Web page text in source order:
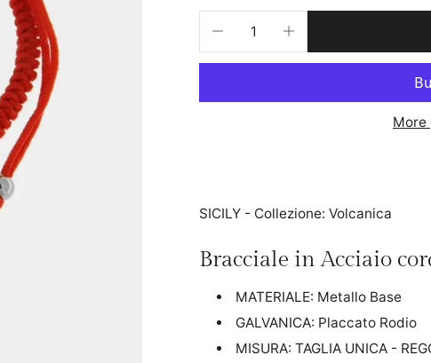
More
SICILY - Collezione: Volcanica
Bracciale in Acciaio
MATERIALE: Metallo Base
GALVANICA: Placcato Rodio
MISURA: TAGLIA UNICA -